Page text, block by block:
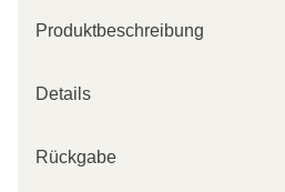
Produktbeschreibung
Details
Rückgabe